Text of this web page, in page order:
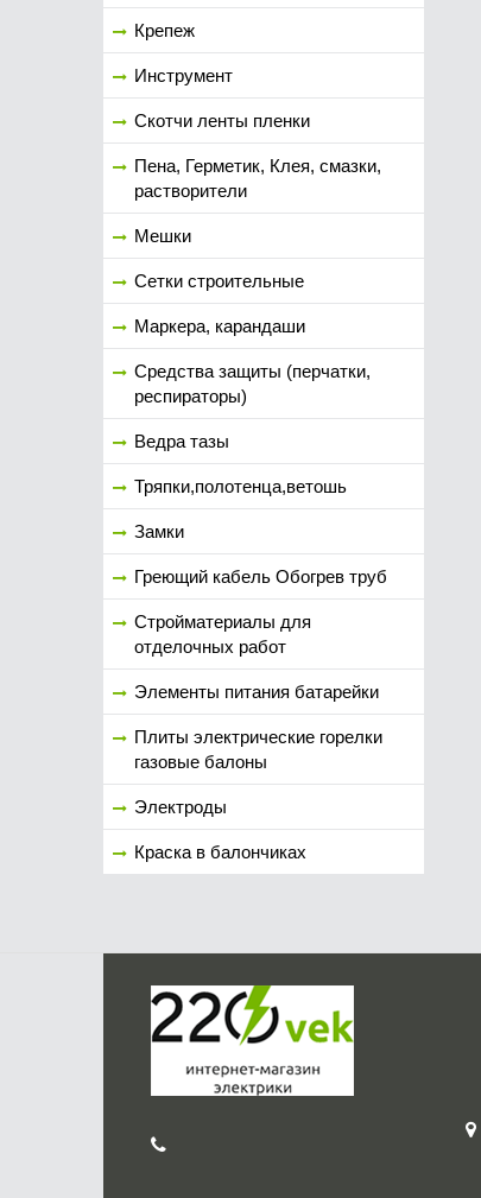
Крепеж
Инструмент
Скотчи ленты пленки
Пена, Герметик, Клея, смазки,
растворители
Мешки
Сетки строительные
Маркера, карандаши
Средства защиты (перчатки,
респираторы)
Ведра тазы
Тряпки,полотенца,ветошь
Замки
Греющий кабель Обогрев труб
Стройматериалы для
отделочных работ
Элементы питания батарейки
Плиты электрические горелки
газовые балоны
Электроды
Краска в балончиках